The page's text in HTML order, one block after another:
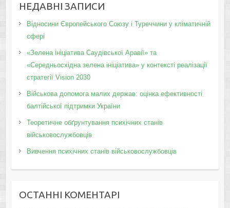
НЕДАВНІ ЗАПИСИ
Відносини Європейського Союзу і Туреччини у кліматичній
сфері
«Зелена ініціатива Саудівської Аравії» та
«Середньосхідна зелена ініціатива» у контексті реалізації
стратегії Vision 2030
Військова допомога малих держав: оцінка ефективності
балтійської підтримки України
Теоретичне обґрунтування психічних станів
військовослужбовців
Вивчення психічних станів військовослужбовців
ОСТАННІ КОМЕНТАРІ